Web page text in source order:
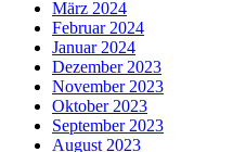
März 2024
Februar 2024
Januar 2024
Dezember 2023
November 2023
Oktober 2023
September 2023
August 2023